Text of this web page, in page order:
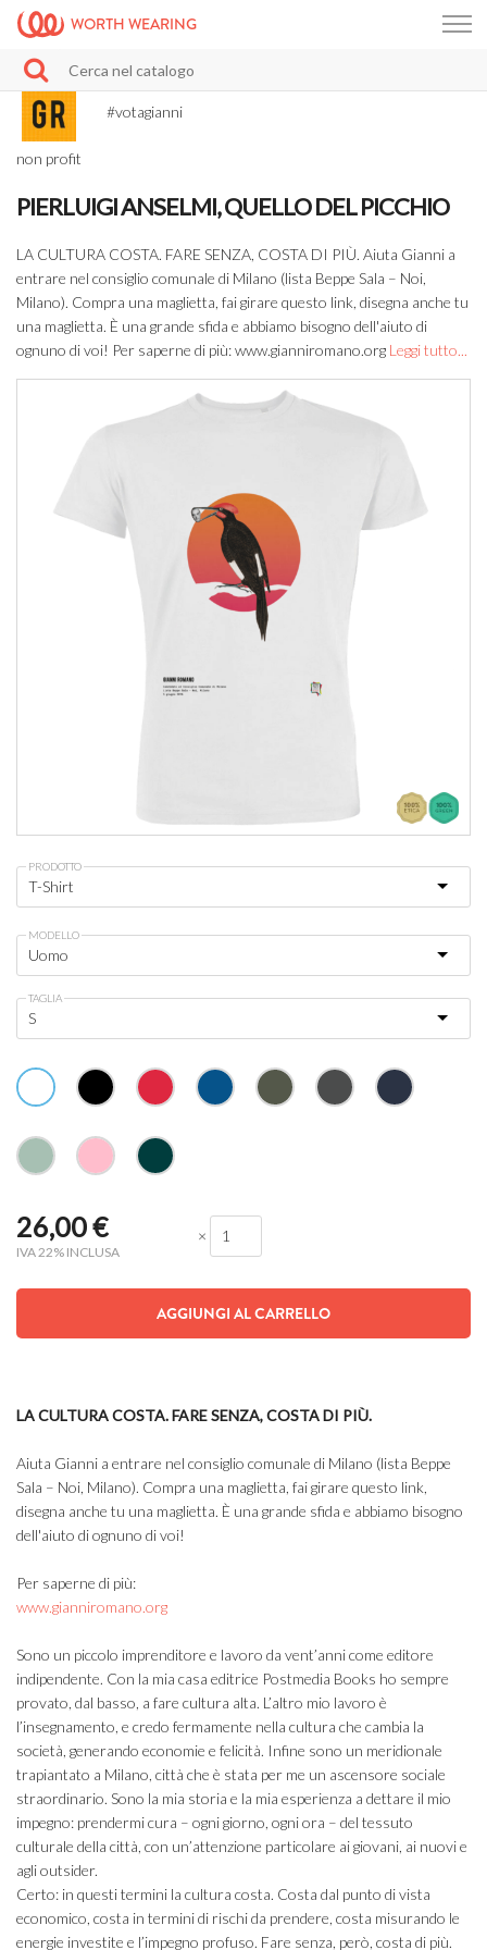
WORTH WEARING
#votagianni
non profit
PIERLUIGI ANSELMI, QUELLO DEL PICCHIO
LA CULTURA COSTA. FARE SENZA, COSTA DI PIÙ. Aiuta Gianni a
entrare nel consiglio comunale di Milano (lista Beppe Sala – Noi,
Milano). Compra una maglietta, fai girare questo link, disegna anche tu
una maglietta. È una grande sfida e abbiamo bisogno dell'aiuto di
ognuno di voi! Per saperne di più: www.gianniromano.org Leggi tutto...
PRODOTTO
MODELLO
TAGLIA
26,00€
IVA 22% INCLUSA
×
AGGIUNGI AL CARRELLO
LA CULTURA COSTA. FARE SENZA, COSTA DI PIÙ.
Aiuta Gianni a entrare nel consiglio comunale di Milano (lista Beppe
Sala – Noi, Milano). Compra una maglietta, fai girare questo link,
disegna anche tu una maglietta. È una grande sfida e abbiamo bisogno
dell'aiuto di ognuno di voi!
Per saperne di più:
www.gianniromano.org
Sono un piccolo imprenditore e lavoro da vent’anni come editore
indipendente. Con la mia casa editrice Postmedia Books ho sempre
provato, dal basso, a fare cultura alta. L’altro mio lavoro è
l’insegnamento, e credo fermamente nella cultura che cambia la
società, generando economie e felicità. Infine sono un meridionale
trapiantato a Milano, città che è stata per me un ascensore sociale
straordinario. Sono la mia storia e la mia esperienza a dettare il mio
impegno: prendermi cura – ogni giorno, ogni ora – del tessuto
culturale della città, con un’attenzione particolare ai giovani, ai nuovi e
agli outsider.
Certo: in questi termini la cultura costa. Costa dal punto di vista
economico, costa in termini di rischi da prendere, costa misurando le
energie investite e l’impegno profuso. Fare senza, però, costa di più.